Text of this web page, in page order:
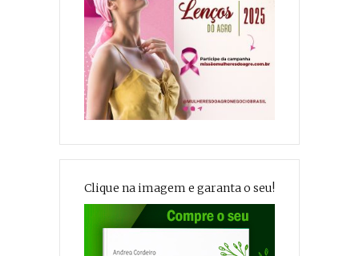
Clique na imagem e garanta o seu!